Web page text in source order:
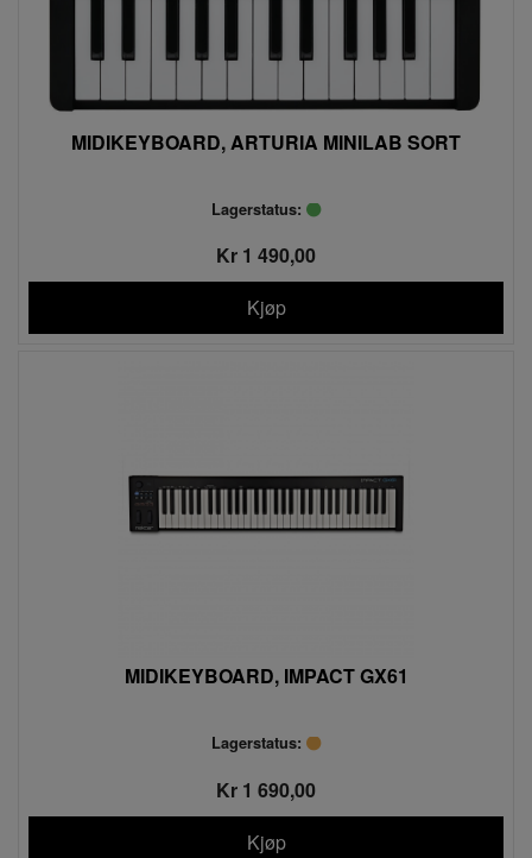
MIDIKEYBOARD, ARTURIA MINILAB SORT
Lagerstatus:
Kr 1 490,00
Kjøp
MIDIKEYBOARD, IMPACT GX61
Lagerstatus:
Kr 1 690,00
Kjøp